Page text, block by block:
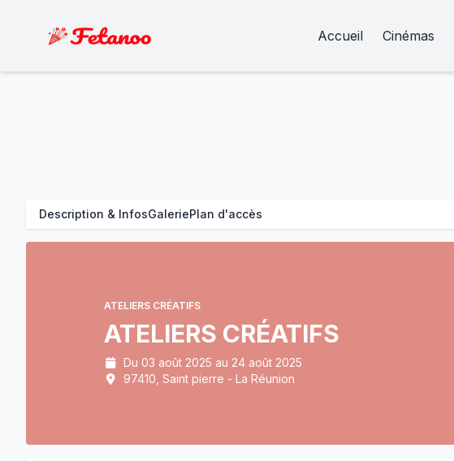
Accueil Cinémas
Description & InfosGaleriePlan d'accès
ATELIERS CRÉATIFS
ATELIERS CRÉATIFS
Du 03 août 2025 au 24 août 2025
97410, Saint pierre - La Réunion